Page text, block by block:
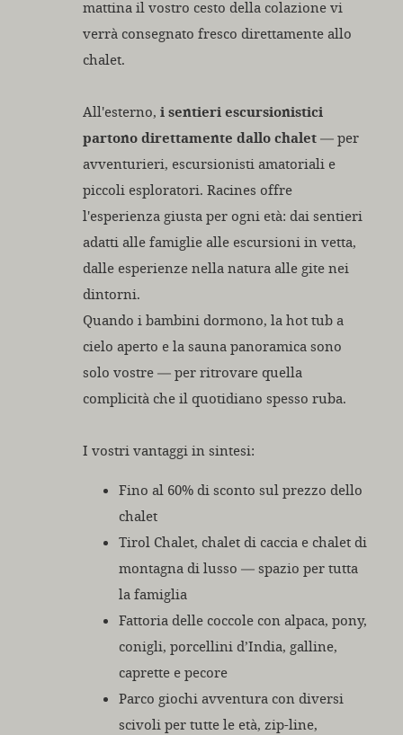
mattina il vostro cesto della colazione vi
verrà consegnato fresco direttamente allo
chalet.
All'esterno, i sentieri escursionistici
partono direttamente dallo chalet — per
avventurieri, escursionisti amatoriali e
piccoli esploratori. Racines offre
l'esperienza giusta per ogni età: dai sentieri
adatti alle famiglie alle escursioni in vetta,
dalle esperienze nella natura alle gite nei
dintorni.
Quando i bambini dormono, la hot tub a
cielo aperto e la sauna panoramica sono
solo vostre — per ritrovare quella
complicità che il quotidiano spesso ruba.
I vostri vantaggi in sintesi:
Fino al 60% di sconto sul prezzo dello
chalet
Tirol Chalet, chalet di caccia e chalet di
montagna di lusso — spazio per tutta
la famiglia
Fattoria delle coccole con alpaca, pony,
conigli, porcellini d’India, galline,
caprette e pecore
Parco giochi avventura con diversi
scivoli per tutte le età, zip-line,